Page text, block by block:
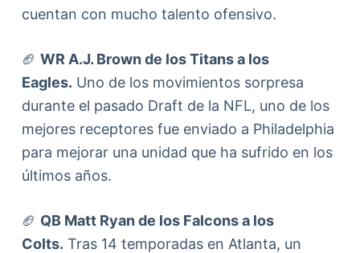
cuentan con mucho talento ofensivo.
🏈 WR A.J. Brown de los Titans a los
Eagles. Uno de los movimientos sorpresa
durante el pasado Draft de la NFL, uno de los
mejores receptores fue enviado a Philadelphia
para mejorar una unidad que ha sufrido en los
últimos años.
🏈 QB Matt Ryan de los Falcons a los
Colts. Tras 14 temporadas en Atlanta, un